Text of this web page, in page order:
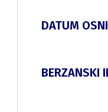
DATUM
BERZANSKI